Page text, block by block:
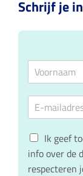
Schrijf je
N
*
o
r
a
m
E
l
*
G
D
P
Ik geef
info over de
respecteren